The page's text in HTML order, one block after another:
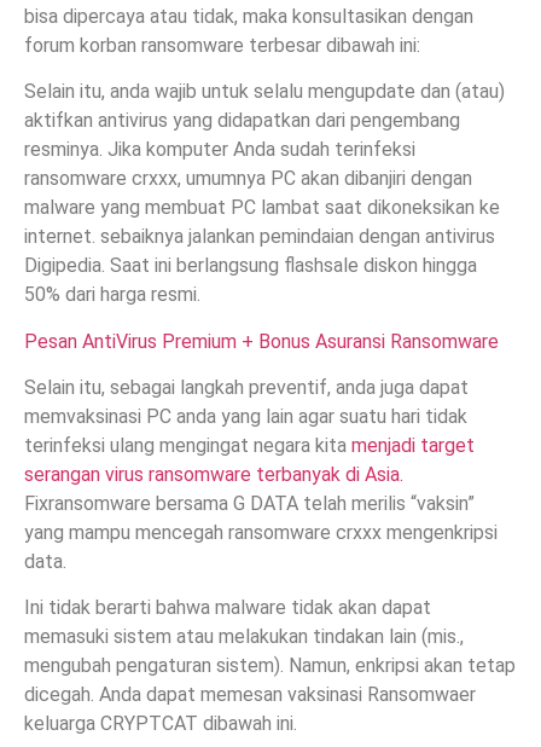
bisa dipercaya atau tidak, maka konsultasikan dengan
forum korban ransomware terbesar dibawah ini:
Selain itu, anda wajib untuk selalu mengupdate dan (atau)
aktifkan antivirus yang didapatkan dari pengembang
resminya. Jika komputer Anda sudah terinfeksi
ransomware crxxx, umumnya PC akan dibanjiri dengan
malware yang membuat PC lambat saat dikoneksikan ke
internet. sebaiknya jalankan pemindaian dengan antivirus
Digipedia. Saat ini berlangsung flashsale diskon hingga
50% dari harga resmi.
Pesan AntiVirus Premium + Bonus Asuransi Ransomware
Selain itu, sebagai langkah preventif, anda juga dapat
memvaksinasi PC anda yang lain agar suatu hari tidak
terinfeksi ulang mengingat negara kita menjadi target
serangan virus ransomware terbanyak di Asia.
Fixransomware bersama G DATA telah merilis “vaksin”
yang mampu mencegah ransomware crxxx mengenkripsi
data.
Ini tidak berarti bahwa malware tidak akan dapat
memasuki sistem atau melakukan tindakan lain (mis.,
mengubah pengaturan sistem). Namun, enkripsi akan tetap
dicegah. Anda dapat memesan vaksinasi Ransomwaer
keluarga CRYPTCAT dibawah ini.